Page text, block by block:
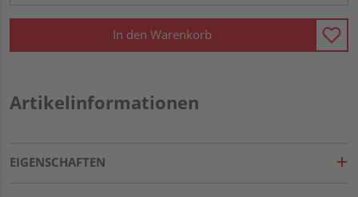
In den Warenkorb
Artikelinformationen
EIGENSCHAFTEN